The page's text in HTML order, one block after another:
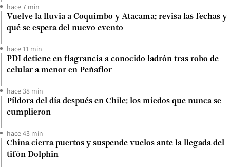
hace 7 min
Vuelve la lluvia a Coquimbo y Atacama: revisa las fechas y
qué se espera del nuevo evento
hace 11 min
PDI detiene en flagrancia a conocido ladrón tras robo de
celular a menor en Peñaflor
hace 38 min
Píldora del día después en Chile: los miedos que nunca se
cumplieron
hace 43 min
China cierra puertos y suspende vuelos ante la llegada del
tifón Dolphin